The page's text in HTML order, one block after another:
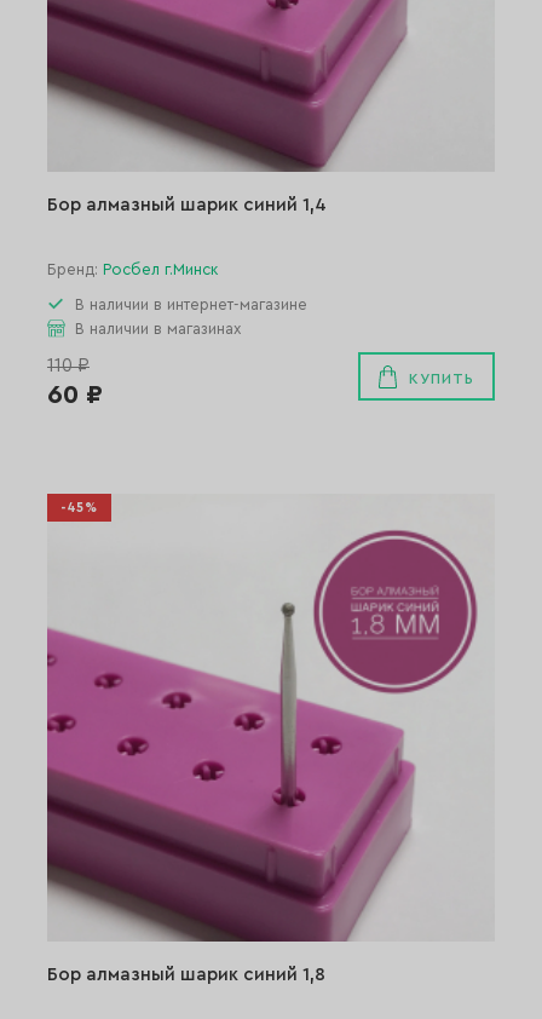
Бор алмазный шарик синий 1,4
Бренд: Росбел г.Минск
В наличии в интернет-магазине
В наличии в магазинах
110 ₽
60 ₽
КУПИТЬ
-45%
Бор алмазный шарик синий 1,8